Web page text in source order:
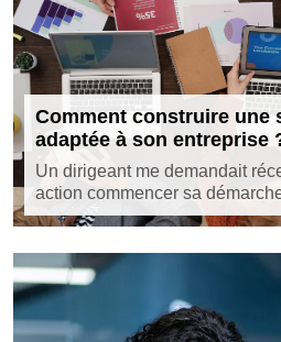
Comment construire une
adaptée à son entreprise
Un dirigeant me demandait
action commencer sa